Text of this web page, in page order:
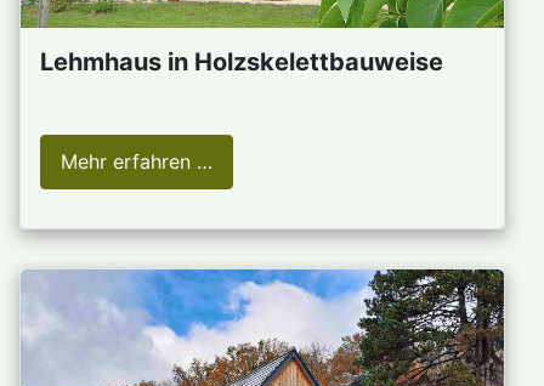
Lehmhaus in Holzskelettbauweise
Mehr erfahren …